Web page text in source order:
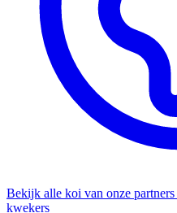
Bekijk alle koi van onze partners
kwekers